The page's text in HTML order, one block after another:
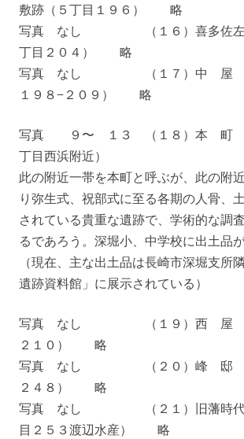
敷跡（５丁目１９６） 略
写真 なし （１６）喜多佐左衛
丁目２０４） 略
写真 なし （１７）中 屋 敷
１９８−２０９） 略
写真 ９〜 １３ （１８）本 町
丁目西浜附近）
此の附近一帯を本町と呼ぶが、此の附
り弥生式、祝部式に至る各期の人骨、
されている貴重な遺跡で、学術的な調
るであろう。深堀小、中学校に出土品が
（現在、主な出土品は長崎市深堀支所
遺跡資料館」に展示されている）
写真 なし （１９）西 屋 敷
２１０） 略
写真 なし （２０）峰 邸 屋
２４８） 略
写真 なし （２１）旧藩時代の
目２５３渡辺水産） 略